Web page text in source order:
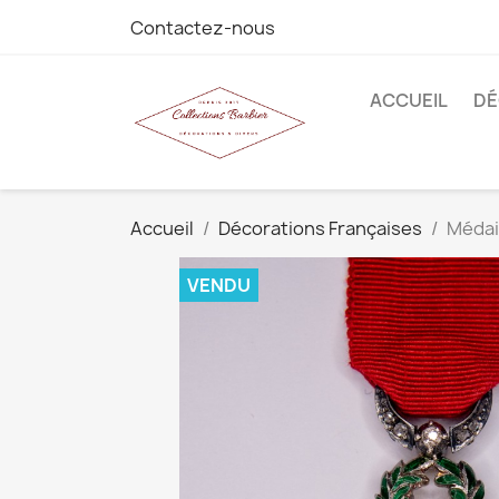
Contactez-nous
ACCUEIL
Accueil Décorations Françaises
VENDU